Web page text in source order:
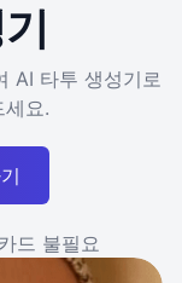
AI 타투 생성기로
요.
드 불필요